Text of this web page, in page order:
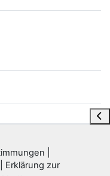
Erklärung zur